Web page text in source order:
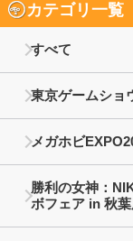
カテゴリ一覧
すべて
東京ゲームショ
メガホビ
勝利の女神：
ボフェア in 秋